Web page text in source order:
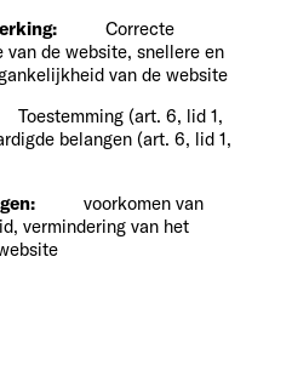
Correcte
de website, snellere en
van de website
Toestemming (art. 6, lid 1,
belangen (art. 6, lid 1,
voorkomen van
vermindering van het